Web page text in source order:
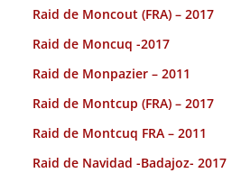
Raid de Moncout (FRA) – 2017
Raid de Moncuq -2017
Raid de Monpazier – 2011
Raid de Montcup (FRA) – 2017
Raid de Montcuq FRA – 2011
Raid de Navidad -Badajoz- 2017